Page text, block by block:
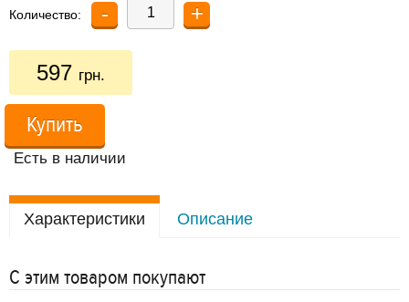
Количество: - +
597 грн.
Купить
Есть в наличии
Характеристики Описание
С этим товаром покупают